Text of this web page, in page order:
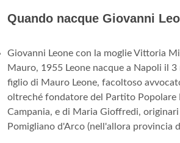
Quando nacque Giovanni
Giovanni Leone con la moglie Vittoria
Mauro, 1955 Leone nacque a Napoli il
figlio di Mauro Leone, facoltoso
oltreché fondatore del Partito Popolare
Campania, e di Maria Gioffredi,
Pomigliano d'Arco (nell'allora provincia